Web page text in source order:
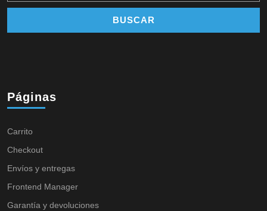
Páginas
Carrito
Checkout
Envíos y entregas
Frontend Manager
Garantía y devoluciones